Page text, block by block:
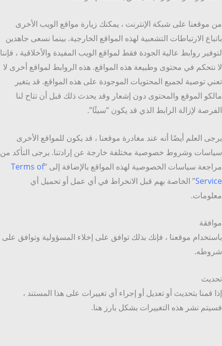
من موقعنا على شبكة الإنترنت ، يمكنك زيارة مواقع الويب الأخرى
باتباع الارتباطات التشعبية لهذه المواقع الخارجية. بينما نسعى جاهدين
لتوفير روابط عالية الجودة فقط لمواقع الويب المفيدة والأخلاقية ، فإننا
لا نتحكم في محتوى وطبيعة هذه المواقع. هذه الروابط لمواقع أخرى لا
تعني توصية لجميع المحتويات الموجودة على هذه المواقع. قد يتغير
مالكو الموقع والمحتوى دون إشعار وقد يحدث ذلك قبل أن تتاح لنا
الفرصة لإزالة الرابط الذي قد يكون “سيئًا”.
يرجى العلم أيضًا أنه عند مغادرة موقعنا ، قد يكون للمواقع الأخرى
سياسات وشروط خصوصية مختلفة خارجة عن إرادتنا. يرجى التأكد من
مراجعة سياسات الخصوصية لهذه المواقع بالإضافة إلى “Terms of
Service” الخاصة بهم قبل الانخراط في أي عمل أو تحميل أي
معلومات.
موافقة
باستخدام موقعنا ، فإنك بذلك توافق على إخلاء المسؤولية وتوافق على
شروطه.
تحديث
إذا قمنا بتحديث أو تعديل أو إجراء أي تغييرات على هذا المستند ،
فسيتم نشر هذه التغييرات بشكل بارز هنا.